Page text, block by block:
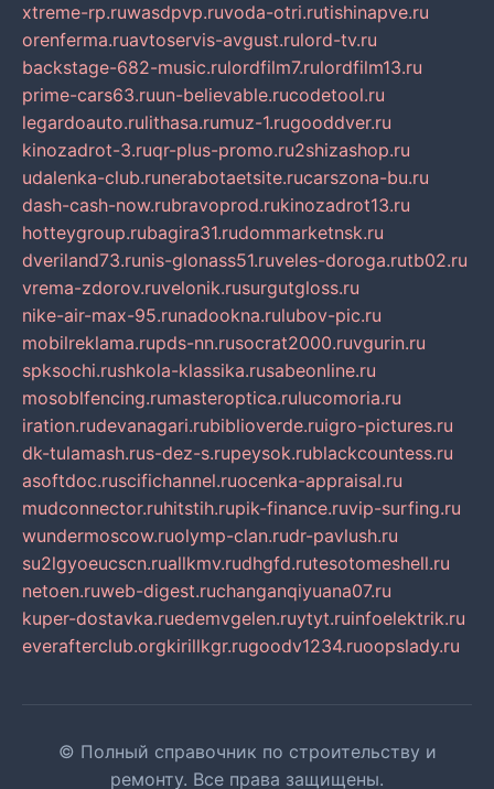
xtreme-rp.ruwasdpvp.ruvoda-otri.rutishinapve.ru
orenferma.ruavtoservis-avgust.rulord-tv.ru
backstage-682-music.rulordfilm7.rulordfilm13.ru
prime-cars63.ruun-believable.rucodetool.ru
legardoauto.rulithasa.rumuz-1.rugooddver.ru
kinozadrot-3.ruqr-plus-promo.ru2shizashop.ru
udalenka-club.runerabotaetsite.rucarszona-bu.ru
dash-cash-now.rubravoprod.rukinozadrot13.ru
hotteygroup.rubagira31.rudommarketnsk.ru
dveriland73.runis-glonass51.ruveles-doroga.rutb02.ru
vrema-zdorov.ruvelonik.rusurgutgloss.ru
nike-air-max-95.runadookna.rulubov-pic.ru
mobilreklama.rupds-nn.rusocrat2000.ruvgurin.ru
spksochi.rushkola-klassika.rusabeonline.ru
mosoblfencing.rumasteroptica.rulucomoria.ru
iration.rudevanagari.rubiblioverde.ruigro-pictures.ru
dk-tulamash.rus-dez-s.rupeysok.rublackcountess.ru
asoftdoc.ruscifichannel.ruocenka-appraisal.ru
mudconnector.ruhitstih.rupik-finance.ruvip-surfing.ru
wundermoscow.ruolymp-clan.rudr-pavlush.ru
su2lgyoeucscn.ruallkmv.rudhgfd.rutesotomeshell.ru
netoen.ruweb-digest.ruchanganqiyuana07.ru
kuper-dostavka.ruedemvgelen.ruytyt.ruinfoelektrik.ru
everafterclub.orgkirillkgr.rugoodv1234.ruoopslady.ru
© Полный справочник по строительству и
ремонту. Все права защищены.